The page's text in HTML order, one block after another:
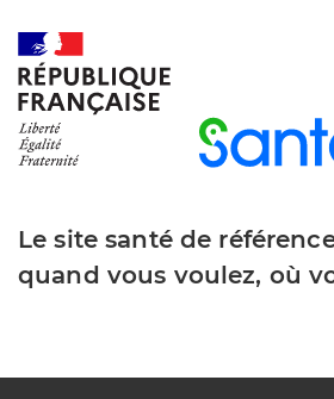
Le site santé de
quand vous voulez, où